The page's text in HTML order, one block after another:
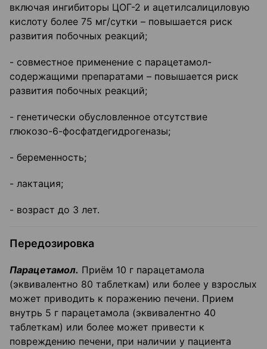
включая ингибиторы ЦОГ-2 и ацетилсалициловую
кислоту более 75 мг/сутки – повышается риск
развития побочных реакций;
- совместное применение с парацетамол-
содержащими препаратами – повышается риск
развития побочных реакций;
- генетически обусловленное отсутствие
глюкозо-6-фосфатдегидрогеназы;
- беременность;
- лактация;
- возраст до 3 лет.
Передозировка
Парацетамол. Приём 10 г парацетамола
(эквивалентно 80 таблеткам) или более у взрослых
может приводить к поражению печени. Прием
внутрь 5 г парацетамола (экви­валентно 40
таблеткам) или более может привести к
повреждению печени, при наличии у пациента